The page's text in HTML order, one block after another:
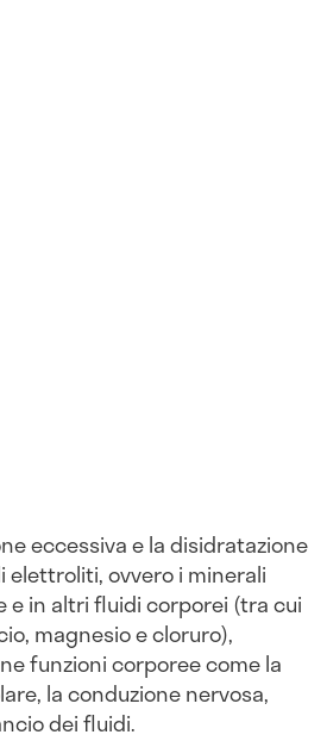
eccessiva e la disidratazione
elettroliti, ovvero i minerali
e in altri fluidi corporei (tra cui
magnesio e cloruro),
funzioni corporee come la
la conduzione nervosa,
dei fluidi.